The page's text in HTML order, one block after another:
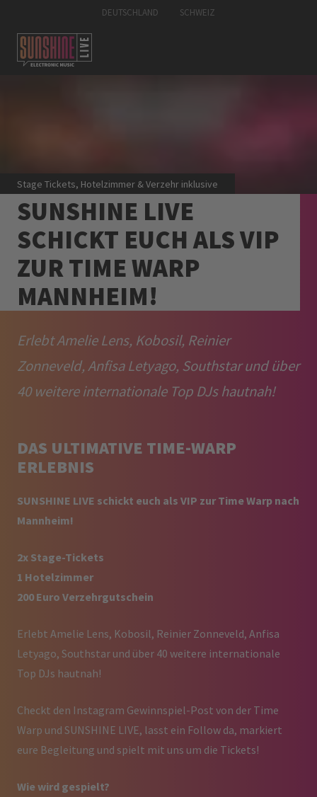
DEUTSCHLAND SCHWEIZ
Stage Tickets, Hotelzimmer & Verzehr inklusive
SUNSHINE LIVE
SCHICKT EUCH ALS VIP
ZUR TIME WARP
MANNHEIM!
Erlebt Amelie Lens, Kobosil, Reinier
Zonneveld, Anfisa Letyago, Southstar und über
40 weitere internationale Top DJs hautnah!
DAS ULTIMATIVE TIME-WARP
ERLEBNIS
SUNSHINE LIVE schickt euch als VIP zur Time Warp nach
Mannheim!
2x Stage-Tickets
1 Hotelzimmer
200 Euro Verzehrgutschein
Erlebt Amelie Lens, Kobosil, Reinier Zonneveld, Anfisa
Letyago, Southstar und über 40 weitere internationale
Top DJs hautnah!
Checkt den Instagram Gewinnspiel-Post von der Time
Warp und SUNSHINE LIVE, lasst ein Follow da, markiert
eure Begleitung und spielt mit uns um die Tickets!
Wie wird gespielt?